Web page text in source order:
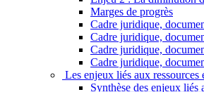
Marges de progrès
Cadre juridique,
Cadre juridique,
Cadre juridique,
Cadre juridique,
Les enjeux liés aux ressources
Synthèse des enjeux liés